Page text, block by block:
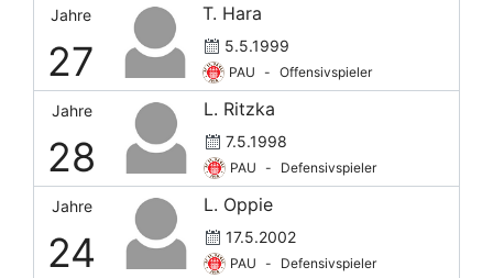
Jahre
27
T. Hara
5.5.1999
PAU - Offensivspieler
Jahre
28
L. Ritzka
7.5.1998
PAU - Defensivspieler
Jahre
24
L. Oppie
17.5.2002
PAU - Defensivspieler